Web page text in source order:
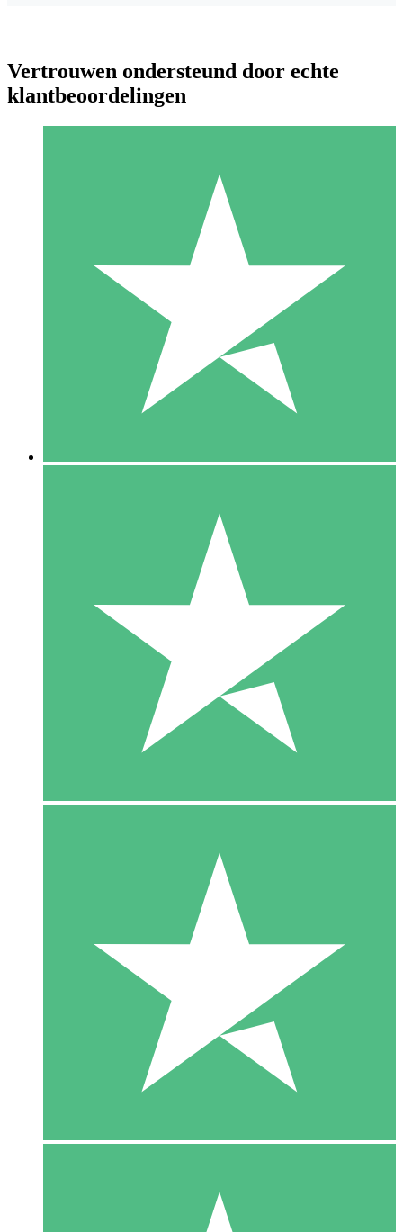
Individuele Creditpakketten
Betaal per gebruik met downloadtegoeden. Geen maandelijkse
1000
10 Downloaden
20 00
Vertrouwen ondersteund door echte
klantbeoordelingen